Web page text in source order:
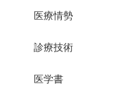
医療情勢
診療技術
医学書